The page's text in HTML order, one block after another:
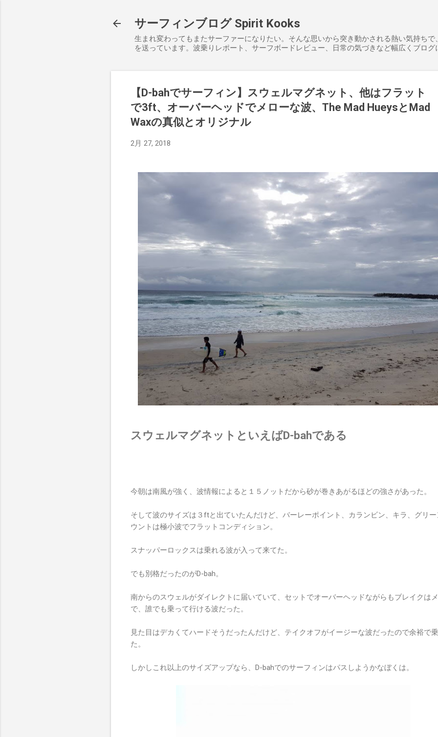
サーフィンブログ Spirit Kooks
生まれ変わってもまたサーファーになりたい。そんな思いから突き動かされる熱い気持ちで
を送っています。波乗りレポート、サーフボードレビュー、日常の気づきなど幅広くブログ
【D-bahでサーフィン】スウェルマグネット、他はフラット
で3ft、オーバーヘッドでメローな波、The Mad HueysとMad
Waxの真似とオリジナル
2月 27, 2018
スウェルマグネットといえばD-bahである
今朝は南風が強く、波情報によると１５ノットだから砂が巻きあがるほどの強さがあった。
そして波のサイズは３ftと出ていたんだけど、バーレーポイント、カランビン、キラ、グリー
ウントは極小波でフラットコンディション。
スナッパーロックスは乗れる波が入って来てた。
でも別格だったのがD-bah。
南からのスウェルがダイレクトに届いていて、セットでオーバーヘッドながらもブレイクは
で、誰でも乗って行ける波だった。
見た目はデカくてハードそうだったんだけど、テイクオフがイージーな波だったので余裕で
た。
しかしこれ以上のサイズアップなら、D-bahでのサーフィンはパスしようかなぼくは。